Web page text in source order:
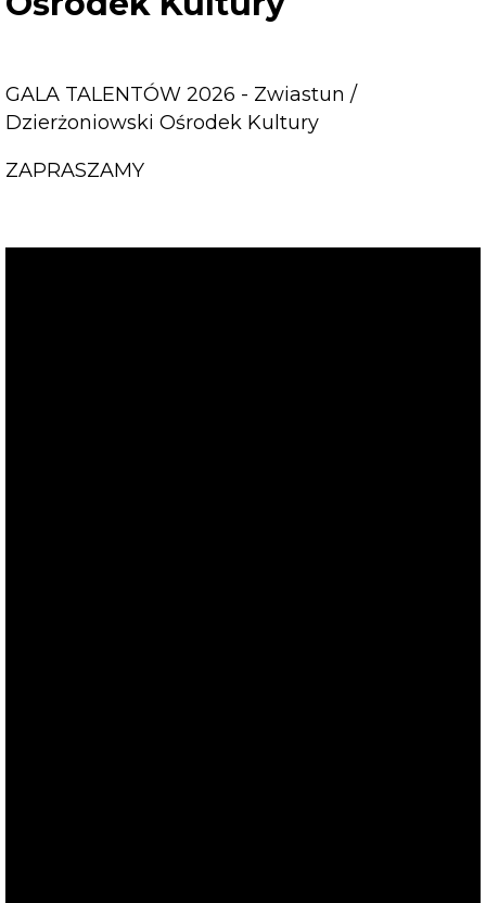
GALA TALENTÓW 2026 - Zwiastun /
Dzierżoniowski Ośrodek Kultury
ZAPRASZAMY